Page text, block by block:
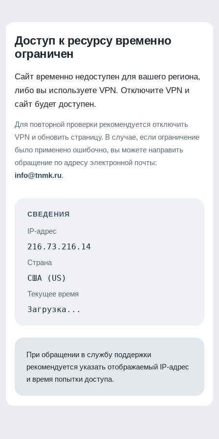
Доступ к ресурсу временно
ограничен
Сайт временно недоступен для вашего региона,
либо вы используете VPN. Отключите VPN и
сайт будет доступен.
Для повторной проверки рекомендуется отключить
VPN и обновить страницу. В случае, если ограничение
было применено ошибочно, вы можете направить
обращение по адресу электронной почты:
info@tnmk.ru.
СВЕДЕНИЯ
IP-адрес
216.73.216.14
Страна
США (US)
Текущее время
Загрузка...
При обращении в службу поддержки
рекомендуется указать отображаемый IP-адрес
и время попытки доступа.